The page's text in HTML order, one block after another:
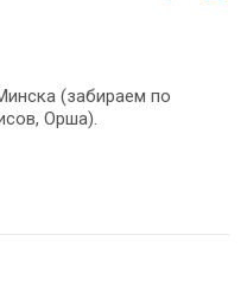
(забираем по
Орша).